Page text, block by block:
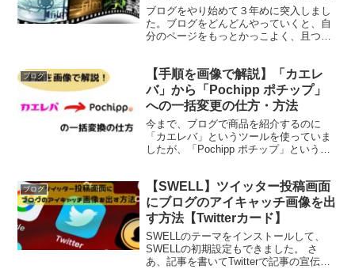
めのプラグイン】
ブログをやり始めて３年めに突入しまし
た。ブログをどんどんやっていくと、自
分のページをもっとかっこよく、且つ、
う。 私もそのうちの一人です。 もっと、
見やすく、自分のブログ...
ブログ
【手順を画像で解説】「カエレ
バ」から「Pochipp ポチップ」
への一括変更の仕方・方法
今まで、ブログで商品を紹介するのに
「カエレバ」というツールを使っていま
したが、「Pochipp ポチップ」という
は、こちらの記事をご覧ください▼ 「ポ
チップ」に変...
ブログ
【SWELL】ツイッター投稿画面
にブログのアイキャッチ画像を出
す方法【Twitterカード】
SWELLのテーマをインストールして、
SWELLの初期設定もできました。 さ
あ、記事を書いてTwitterで記事の宣伝を